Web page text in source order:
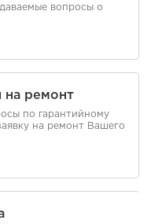
вопросы о
на ремонт
по гарантийному
на ремонт Вашего